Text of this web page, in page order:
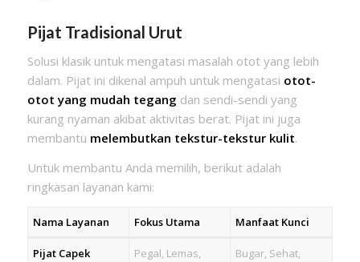
Pijat Tradisional Urut
Solusi klasik untuk mengatasi masalah otot yang lebih
dalam. Pijat ini dikenal ampuh untuk mengatasi otot-
otot yang mudah tegang dan sendi-sendi yang
kurang nyaman akibat aktivitas berat. Pijat ini juga
membantu melembutkan tekstur-tekstur kulit.
Untuk membantu Anda memilih, berikut adalah
ringkasan layanan kami:
Nama Layanan Fokus Utama Manfaat Kunci
Pijat Capek
Pegal, Lemas,
Bugar, Sehat,